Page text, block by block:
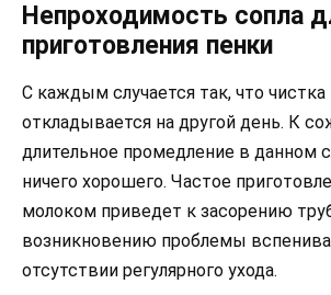
Непроходимость сопла
приготовления пенки
С каждым случается так, что чистка
откладывается на другой день. К
длительное промедление в данном
ничего хорошего. Частое
молоком приведет к засорению
возникновению проблемы
отсутствии регулярного ухода.